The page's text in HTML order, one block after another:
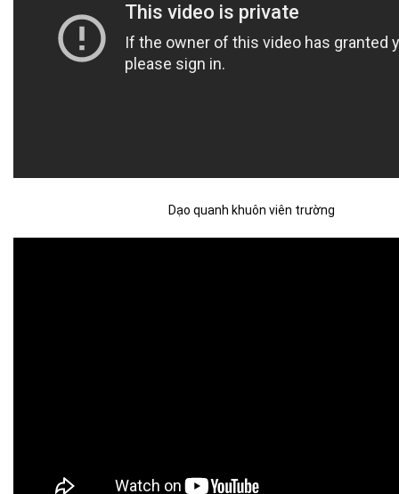
Dạo quanh khuôn viên trường